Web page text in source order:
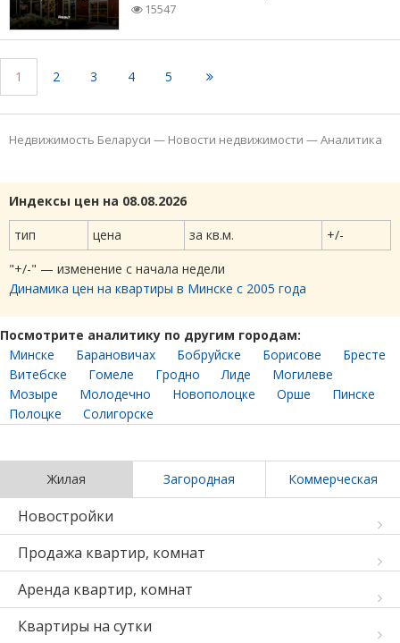
15547
1 2 3 4 5
Недвижимость Беларуси — Новости недвижимости —Аналитика
Индексы цен на 08.08.2026
тип
цена за кв.м.
+/-
"+/-" — изменение с начала недели
Динамика цен на квартиры в Минске с 2005 года
Посмотрите аналитику по другим городам:
Минске
Барановичах Бобруйске Борисове
Бресте
Витебске
Гомеле Гродно Лиде
Могилеве
Мозыре
Молодечно Новополоцке Орше
Пинске
Полоцке
Солигорске
Жилая Загородная Коммерческая
Новостройки
Продажа квартир, комнат
Аренда квартир, комнат
Квартиры на сутки